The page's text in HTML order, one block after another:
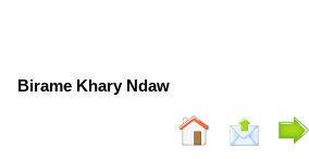
Birame Khary Ndaw